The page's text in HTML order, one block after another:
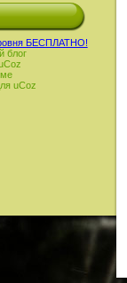
БЕСПЛАТНО!
блог
uCoz